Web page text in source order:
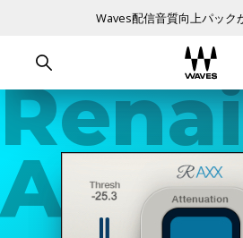
Waves配信音質向上パック
AXX